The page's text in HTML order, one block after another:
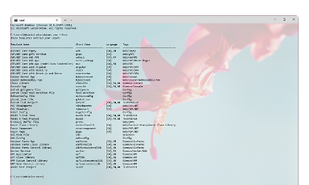
알아보고자 합니다. 우선 이를 위해 SQLite용으로 사용 가능한 Nort
hwind.db를 만들어 두었습니다. 이 파일은 아래 링크에서 내려받으
시면 됩니다. 위의 파일을 적당한 위치에 내려받고 나서 이제 해당 db
파일을 상대로 dotnet-ef을 통해 entity model을 scaffold 할 것
입니다. (1) SQLite의 entity model을 위한 class library 생성 dat
a mo..